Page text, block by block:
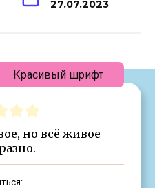
27.07.2023
но всё живое
Красивый шрифт